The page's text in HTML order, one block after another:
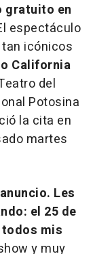
gratuito en
espectáculo
icónicos
California
del
Potosina
la cita en
martes
Les
el 25 de
mis
y muy